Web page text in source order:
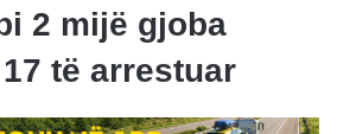
2 mijë gjoba
të arrestuar